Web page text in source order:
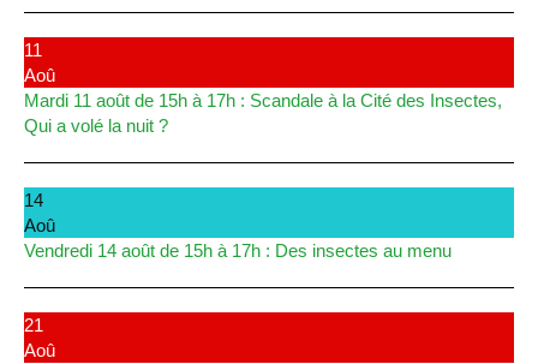
11
Aoû
Mardi 11 août de 15h à 17h : Scandale à la Cité des Insectes,
Qui a volé la nuit ?
14
Aoû
Vendredi 14 août de 15h à 17h : Des insectes au menu
21
Aoû